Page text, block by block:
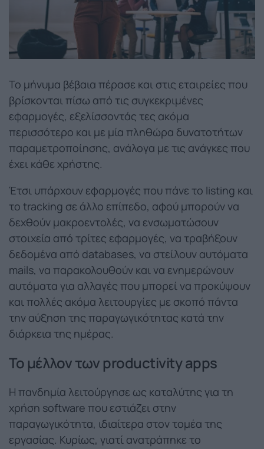
Το μήνυμα βέβαια πέρασε και στις εταιρείες που
βρίσκονται πίσω από τις συγκεκριμένες
εφαρμογές, εξελίσσοντάς τες ακόμα
περισσότερο και με μία πληθώρα δυνατοτήτων
παραμετροποίησης, ανάλογα με τις ανάγκες που
έχει κάθε χρήστης.
Έτσι υπάρχουν εφαρμογές που πάνε το listing και
το tracking σε άλλο επίπεδο, αφού μπορούν να
δεχθούν μακροεντολές, να ενσωματώσουν
στοιχεία από τρίτες εφαρμογές, να τραβήξουν
δεδομένα από databases, να στείλουν αυτόματα
mails, να παρακολουθούν και να ενημερώνουν
αυτόματα για αλλαγές που μπορεί να προκύψουν
και πολλές ακόμα λειτουργίες με σκοπό πάντα
την αύξηση της παραγωγικότητας κατά την
διάρκεια της ημέρας.
Το μέλλον των productivityapps
Η πανδημία λειτούργησε ως καταλύτης για τη
χρήση software που εστιάζει στην
παραγωγικότητα, ιδιαίτερα στον τομέα της
εργασίας. Κυρίως, γιατί ανατράπηκε το